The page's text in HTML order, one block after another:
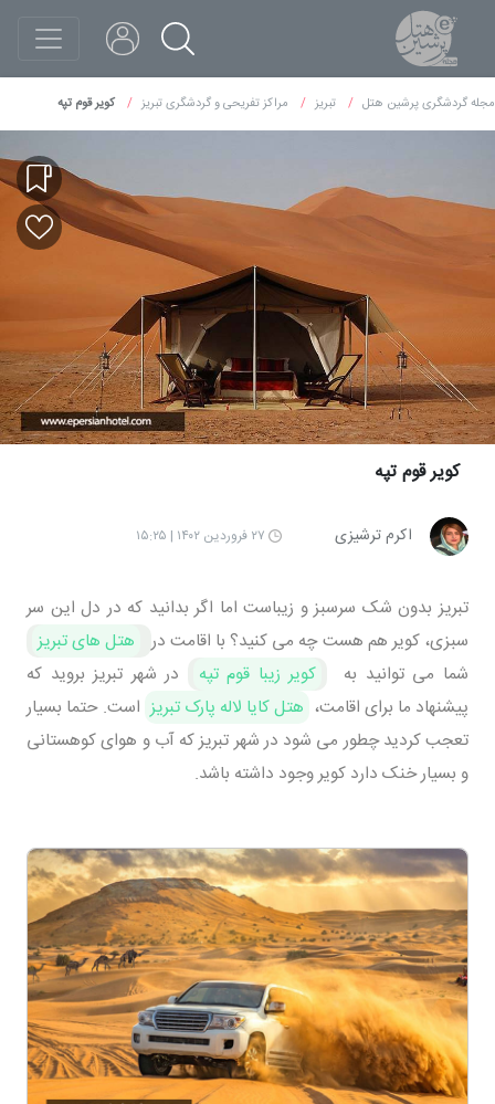
مجله گردشگری پرشین هتل تبریز مراکز تفریحی و گردشگری تبریز کویر قوم تپه
کویر قوم تپه
اکرم ترشیزی ۲۷ فروردین ۱۴۰۲ | ۱۵:۲۵
تبریز بدون شک سرسبز و زیباست اما اگر بدانید که در دل این سر
سبزی، کویر هم هست چه می کنید؟ با اقامت در
هتل های تبریز
شما می توانید به
کویر زیبا قوم تپه
در شهر تبریز بروید که
پیشنهاد ما برای اقامت، هتل کایا لاله پارک تبریز است. حتما بسیار
تعجب کردید چطور می شود در شهر تبریز که آب و هوای کوهستانی
و بسیار خنک دارد کویر وجود داشته باشد.